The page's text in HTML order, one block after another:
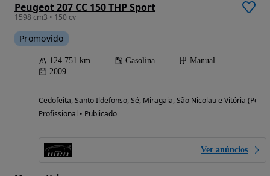
Peugeot 207 CC 150 THP Sport
1598 cm3 • 150 cv
Promovido
124 751 km Gasolina
Manual
2009
Cedofeita, Santo Ildefonso, Sé, Miragaia, São Nicolau e Vitória (Porto)
Profissional • Publicado
Ver anúncios